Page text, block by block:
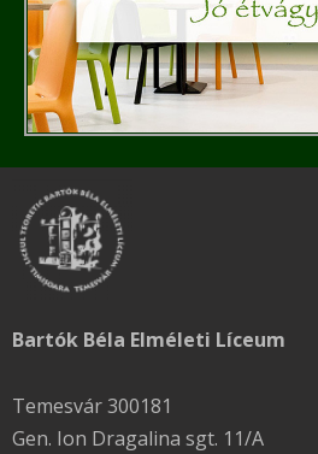
Bartók Béla Elméleti Líceum
Temesvár 300181
Gen. Ion Dragalina sgt. 11/A